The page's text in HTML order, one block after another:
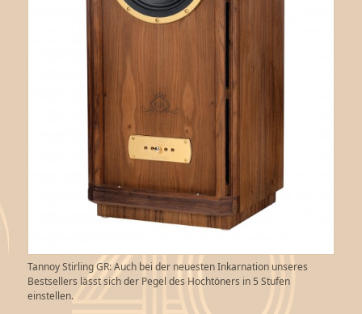
Tannoy Stirling GR: Auch bei der neuesten Inkarnation unseres
Bestsellers lässt sich der Pegel des Hochtöners in 5 Stufen
einstellen.